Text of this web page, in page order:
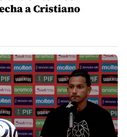
a Cristiano